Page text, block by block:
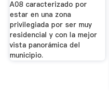
A08 caracterizado por
estar en una zona
privilegiada por ser muy
residencial y con la mejor
vista panorámica del
municipio.